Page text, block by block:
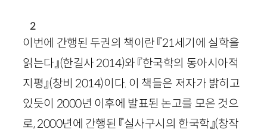
2
이번에 간행된 두권의 책이란 『21세기에 실학을
읽는다』(한길사 2014)와 『한국학의 동아시아적
지평』(창비 2014)이다. 이 책들은 저자가 밝히고
있듯이 2000년 이후에 발표된 논고를 모은 것으
로,2000년에 간행된 『실사구시의 한국학』(창작